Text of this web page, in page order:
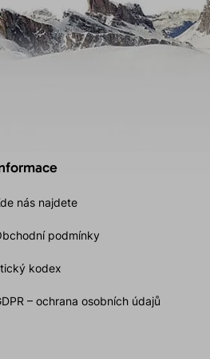
nás najdete
podmínky
kodex
– ochrana osobních údajů